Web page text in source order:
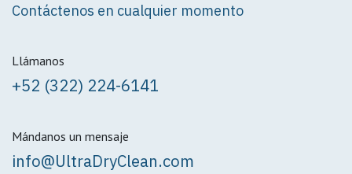
Contáctenos en cualquier momento
Llámanos
+52 (322) 224-6141
Mándanos un mensaje
info@UltraDryClean.com